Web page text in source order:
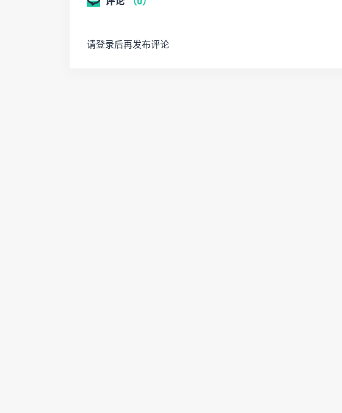
请登录后再发布评论